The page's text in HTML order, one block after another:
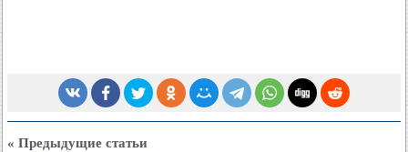
« Предыдущие статьи